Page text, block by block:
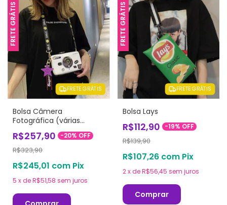
FRETE GRÁTIS
FRETE GRÁTIS
Bolsa Câmera
Fotográfica (várias
R$257,90 -20% OFF
R$323,90
R$245,01 com Pix
5 xdeR$51,58 sem juros
FRETE GRÁTIS
FRETE GRÁTIS
Bolsa Lays
R$112,90 -19% OFF
R$139,90
R$107,26 com Pix
2 xdeR$56,45 sem juros
Comprar